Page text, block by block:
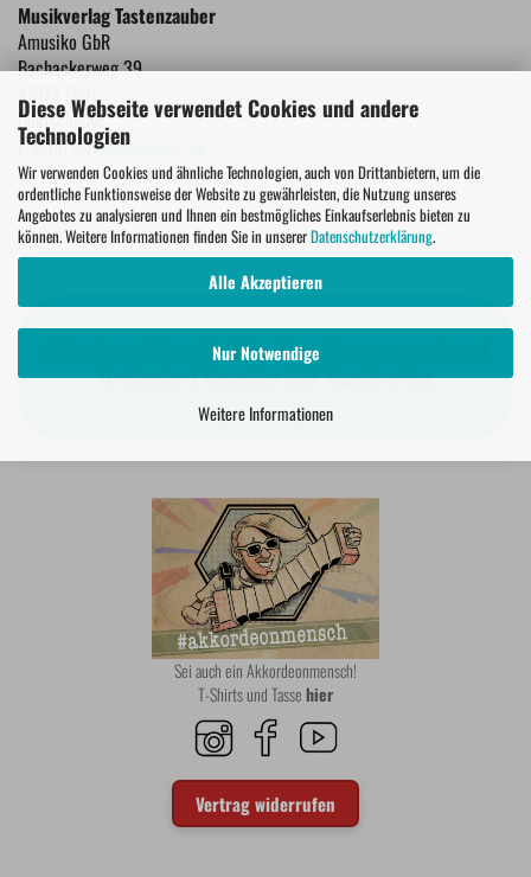
Diese Webseite verwendet Cookies und andere
Technologien
Wir verwenden Cookies und ähnliche Technologien, auch von Drittanbietern, um die
ordentliche Funktionsweise der Website zu gewährleisten, die Nutzung unseres
Angebotes zu analysieren und Ihnen ein bestmögliches Einkaufserlebnis bieten zu
können. Weitere Informationen finden Sie in unsererDatenschutzerklärung.
Alle Akzeptieren
Nur Notwendige
Weitere Informationen
Musikverlag Tastenzauber
Amusiko GbR
Bachackerweg 39
45772 Marl
Deutschland
E-Mail:info@amusiko.de
Akkordeon Noten für Solo, Duo, Kammermusik und
Orchester | Amusiko GbR Musikverlag
Sei auch ein Akkordeonmensch!
T-Shirts und Tassehier
Vertrag widerrufen